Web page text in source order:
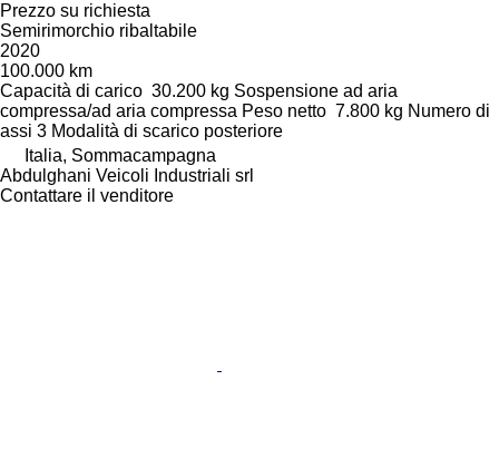
Prezzo su richiesta
Semirimorchio ribaltabile
2020
100.000 km
Capacità di carico 30.200 kg Sospensione ad aria
compressa/ad aria compressa Peso netto 7.800 kg Numero di
assi 3 Modalità di scarico posteriore
Italia, Sommacampagna
Abdulghani Veicoli Industriali srl
Contattare il venditore